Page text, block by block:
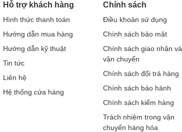
Hỗ trợ khách hàng
Hình thức thanh toán
Hướng dẫn mua hàng
Hướng dẫn kỹ thuật
Tin tức
Liên hệ
Hệ thống cửa hàng
Chính sách
Điều khoản sử dụng
Chính sách bảo mật
Chính sách giao nhận và
vận chuyển
Chính sách đổi trả hàng
Chính sách bảo hành
Chính sách kiểm hàng
Trách nhiệm trong vận
chuyển hàng hóa